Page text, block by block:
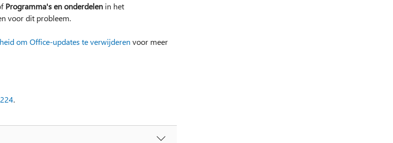
Programma's en onderdelenin het
voor dit probleem.
om Office-updates te verwijderen voor meer
.